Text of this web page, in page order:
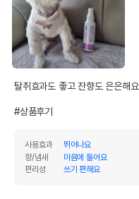
탈취효과도 좋고 잔향도 은은해요
#상품후기
사용효과
뛰어나요
향/냄새
마음에 들어요
편리성
쓰기 편해요